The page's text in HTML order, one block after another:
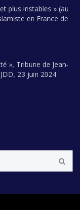
plus instables » (au
en France de
», Tribune de Jean-
23 juin 2024